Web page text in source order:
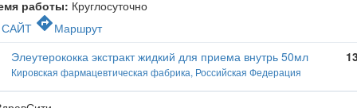
работы: Круглосуточно
САЙТ directionsМаршрут
Элеутерококка экстракт жидкий для приема внутрь 50мл
Кировская фармацевтическая фабрика, Российская Федерация